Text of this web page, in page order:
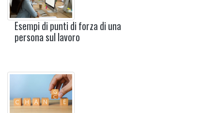
Esempi di punti di forza di una
persona sul lavoro